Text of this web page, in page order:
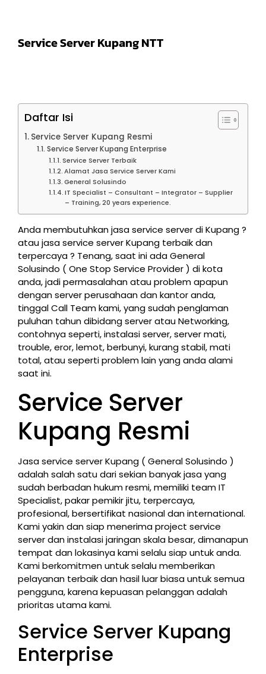
Service Server Kupang NTT
Daftar Isi
Service Server Kupang Resmi
Service Server Kupang Enterprise
Service Server Terbaik
Alamat Jasa Service Server Kami
General Solusindo
IT Specialist – Consultant – Integrator – Supplier
– Training, 20 years experience.
Anda membutuhkan jasa service server di Kupang ?
atau jasa service server Kupang terbaik dan
terpercaya ? Tenang, saat ini ada General
Solusindo ( One Stop Service Provider ) di kota
anda, jadi permasalahan atau problem apapun
dengan server perusahaan dan kantor anda,
tinggal Call Team kami, yang sudah penglaman
puluhan tahun dibidang server atau Networking,
contohnya seperti, instalasi server, server mati,
trouble, eror, lemot, berbunyi, kurang stabil, mati
total, atau seperti problem lain yang anda alami
saat ini.
Service Server
Kupang Resmi
Jasa service server Kupang ( General Solusindo )
adalah salah satu dari sekian banyak jasa yang
sudah berbadan hukum resmi, memiliki team IT
Specialist, pakar pemikir jitu, terpercaya,
profesional, bersertifikat nasional dan international.
Kami yakin dan siap menerima project service
server dan instalasi jaringan skala besar, dimanapun
tempat dan lokasinya kami selalu siap untuk anda.
Kami berkomitmen untuk selalu memberikan
pelayanan terbaik dan hasil luar biasa untuk semua
pengguna, karena kepuasan pelanggan adalah
prioritas utama kami.
Service Server Kupang
Enterprise